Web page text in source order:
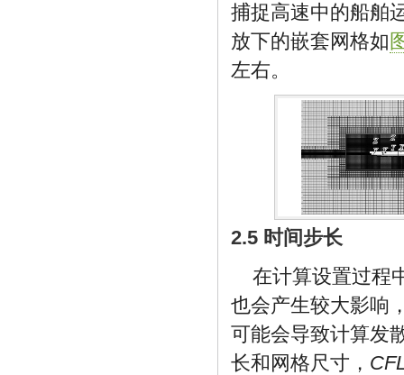
捕捉高速中的船舶
放下的嵌套网格如
左右。
2.5 时间步长
在计算设置过程
也会产生较大影响
可能会导致计算发
长和网格尺寸，